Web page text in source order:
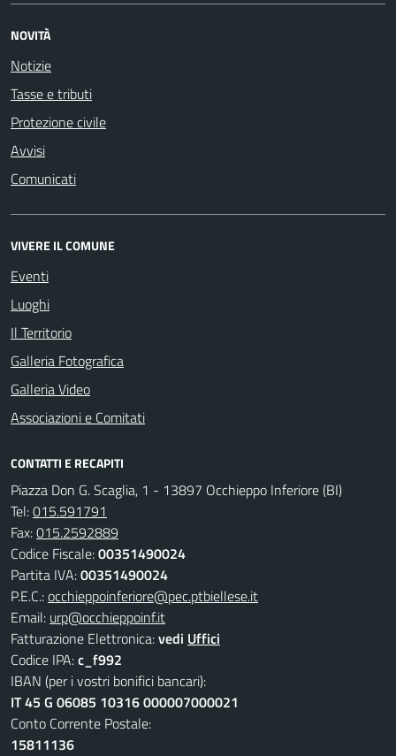
NOVITÀ
Notizie
Tasse e tributi
Protezione civile
Avvisi
Comunicati
VIVERE IL COMUNE
Eventi
Luoghi
Il Territorio
Galleria Fotografica
Galleria Video
Associazioni e Comitati
CONTATTI E RECAPITI
Piazza Don G. Scaglia, 1 - 13897 Occhieppo Inferiore (BI)
Tel:015.591791
Fax:015.2592889
Codice Fiscale:00351490024
Partita IVA:00351490024
P.E.C.:occhieppoinferiore@pec.ptbiellese.it
Email: urp@occhieppoinf.it
Fatturazione Elettronica:vedi Uffici
Codice IPA:c_f992
IBAN (per i vostri bonifici bancari):
IT 45 G 06085 10316 000007000021
Conto Corrente Postale:
15811136